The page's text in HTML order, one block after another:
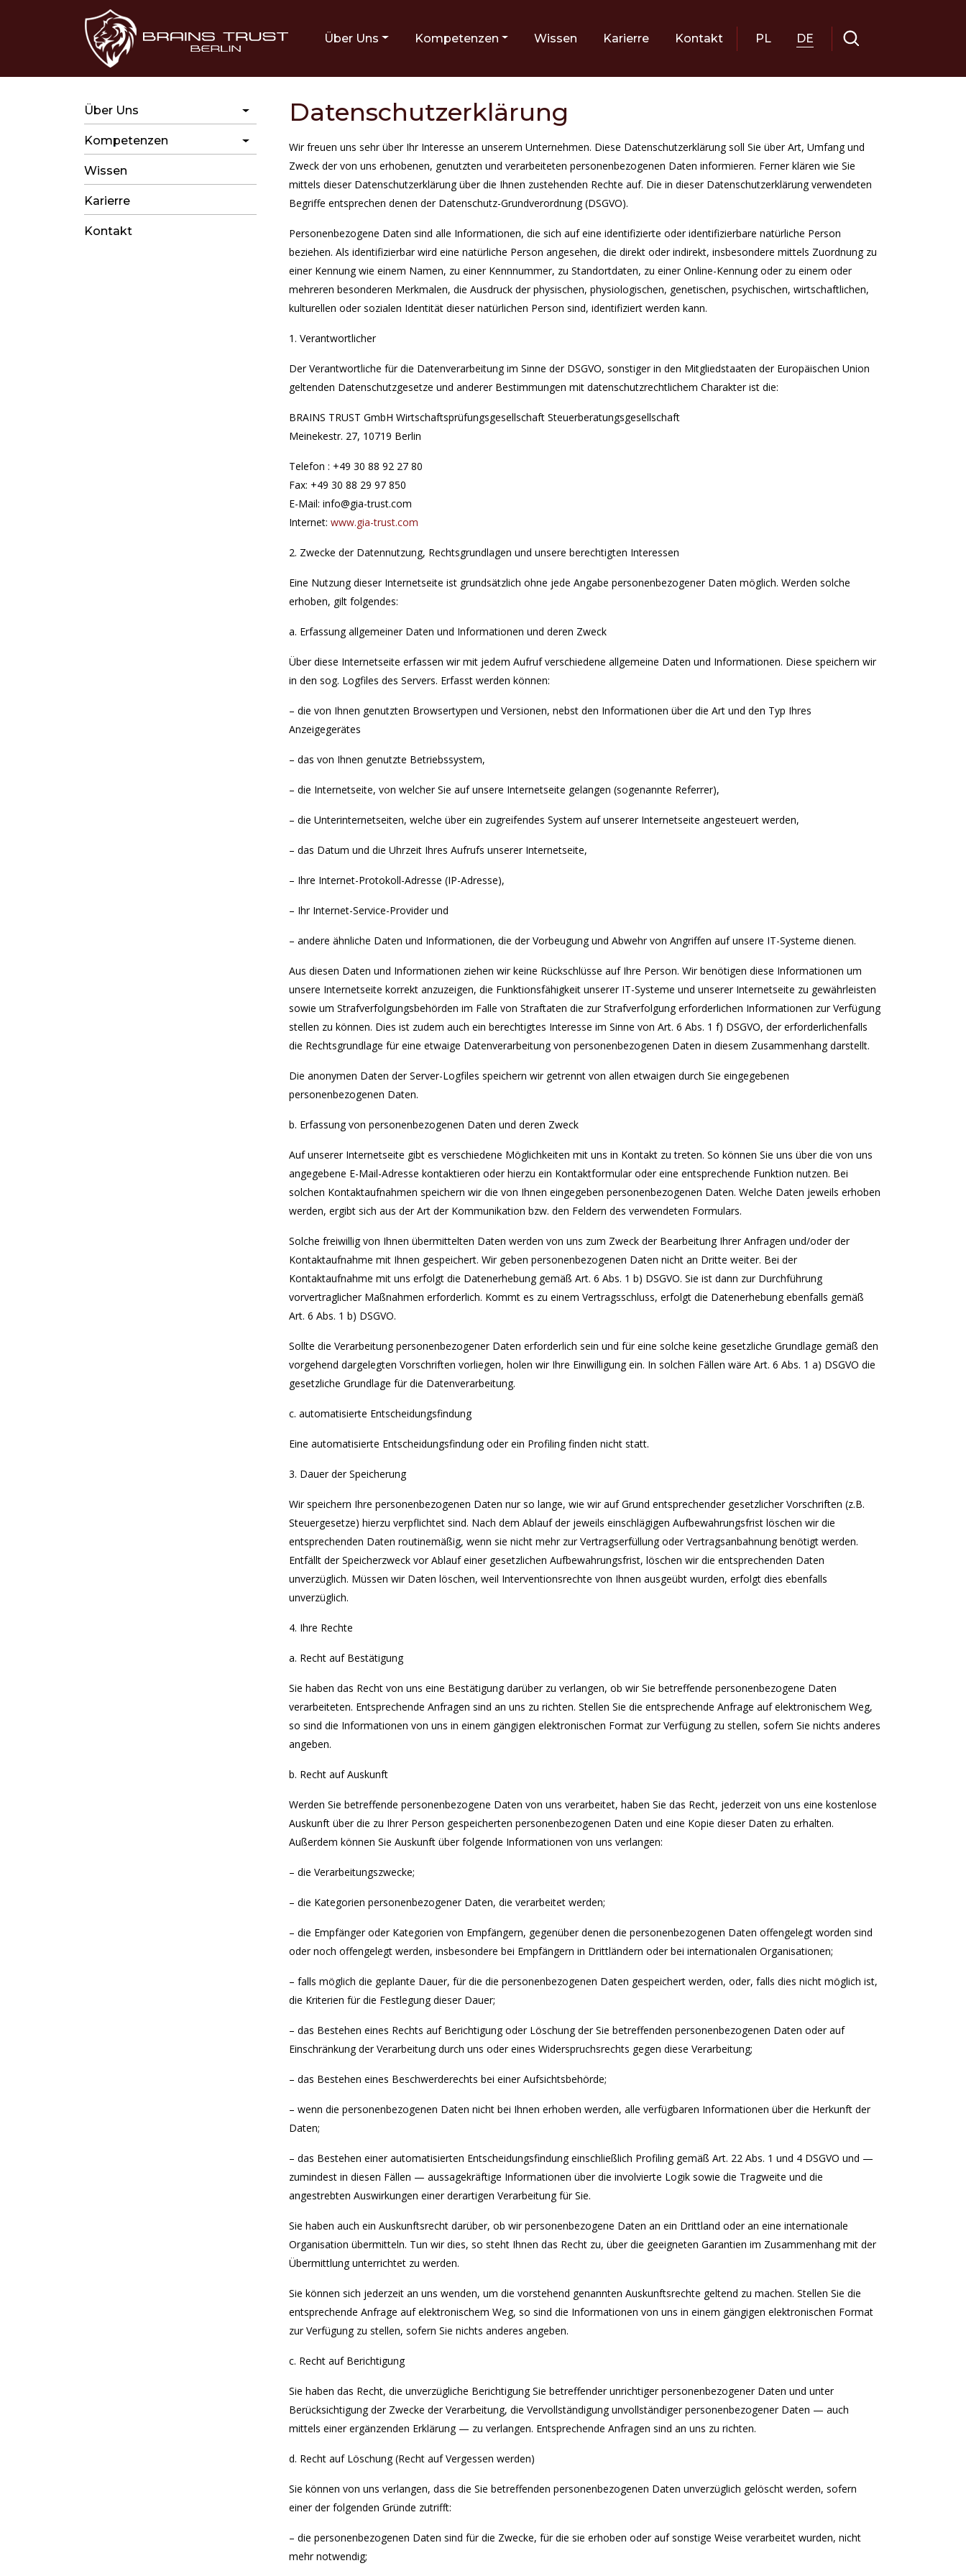
Über Uns Kompetenzen Wissen Karierre Kontakt PL DE
Über Uns
Kompetenzen
Wissen
Karierre
Kontakt
Datenschutzerklärung
Wir freuen uns sehr über Ihr Interesse an unserem Unternehmen. Diese Datenschutzerklärung soll Sie über Art, Umfang und
Zweck der von uns erhobenen, genutzten und verarbeiteten personenbezogenen Daten informieren. Ferner klären wie Sie
mittels dieser Datenschutzerklärung über die Ihnen zustehenden Rechte auf. Die in dieser Datenschutzerklärung verwendeten
Begriffe entsprechen denen der Datenschutz-Grundverordnung (DSGVO).
Personenbezogene Daten sind alle Informationen, die sich auf eine identifizierte oder identifizierbare natürliche Person
beziehen. Als identifizierbar wird eine natürliche Person angesehen, die direkt oder indirekt, insbesondere mittels Zuordnung zu
einer Kennung wie einem Namen, zu einer Kennnummer, zu Standortdaten, zu einer Online-Kennung oder zu einem oder
mehreren besonderen Merkmalen, die Ausdruck der physischen, physiologischen, genetischen, psychischen, wirtschaftlichen,
kulturellen oder sozialen Identität dieser natürlichen Person sind, identifiziert werden kann.
1. Verantwortlicher
Der Verantwortliche für die Datenverarbeitung im Sinne der DSGVO, sonstiger in den Mitgliedstaaten der Europäischen Union
geltenden Datenschutzgesetze und anderer Bestimmungen mit datenschutzrechtlichem Charakter ist die:
BRAINS TRUST GmbH Wirtschaftsprüfungsgesellschaft Steuerberatungsgesellschaft
Meinekestr. 27, 10719 Berlin
Telefon : +49 30 88 92 27 80
Fax: +49 30 88 29 97 850
E-Mail: info@gia-trust.com
Internet: www.gia-trust.com
2. Zwecke der Datennutzung, Rechtsgrundlagen und unsere berechtigten Interessen
Eine Nutzung dieser Internetseite ist grundsätzlich ohne jede Angabe personenbezogener Daten möglich. Werden solche
erhoben, gilt folgendes:
a. Erfassung allgemeiner Daten und Informationen und deren Zweck
Über diese Internetseite erfassen wir mit jedem Aufruf verschiedene allgemeine Daten und Informationen. Diese speichern wir
in den sog. Logfiles des Servers. Erfasst werden können:
– die von Ihnen genutzten Browsertypen und Versionen, nebst den Informationen über die Art und den Typ Ihres
Anzeigegerätes
– das von Ihnen genutzte Betriebssystem,
– die Internetseite, von welcher Sie auf unsere Internetseite gelangen (sogenannte Referrer),
– die Unterinternetseiten, welche über ein zugreifendes System auf unserer Internetseite angesteuert werden,
– das Datum und die Uhrzeit Ihres Aufrufs unserer Internetseite,
– Ihre Internet-Protokoll-Adresse (IP-Adresse),
– Ihr Internet-Service-Provider und
– andere ähnliche Daten und Informationen, die der Vorbeugung und Abwehr von Angriffen auf unsere IT-Systeme dienen.
Aus diesen Daten und Informationen ziehen wir keine Rückschlüsse auf Ihre Person. Wir benötigen diese Informationen um
unsere Internetseite korrekt anzuzeigen, die Funktionsfähigkeit unserer IT-Systeme und unserer Internetseite zu gewährleisten
sowie um Strafverfolgungsbehörden im Falle von Straftaten die zur Strafverfolgung erforderlichen Informationen zur Verfügung
stellen zu können. Dies ist zudem auch ein berechtigtes Interesse im Sinne von Art. 6 Abs. 1 f) DSGVO, der erforderlichenfalls
die Rechtsgrundlage für eine etwaige Datenverarbeitung von personenbezogenen Daten in diesem Zusammenhang darstellt.
Die anonymen Daten der Server-Logfiles speichern wir getrennt von allen etwaigen durch Sie eingegebenen
personenbezogenen Daten.
b. Erfassung von personenbezogenen Daten und deren Zweck
Auf unserer Internetseite gibt es verschiedene Möglichkeiten mit uns in Kontakt zu treten. So können Sie uns über die von uns
angegebene E-Mail-Adresse kontaktieren oder hierzu ein Kontaktformular oder eine entsprechende Funktion nutzen. Bei
solchen Kontaktaufnahmen speichern wir die von Ihnen eingegeben personenbezogenen Daten. Welche Daten jeweils erhoben
werden, ergibt sich aus der Art der Kommunikation bzw. den Feldern des verwendeten Formulars.
Solche freiwillig von Ihnen übermittelten Daten werden von uns zum Zweck der Bearbeitung Ihrer Anfragen und/oder der
Kontaktaufnahme mit Ihnen gespeichert. Wir geben personenbezogenen Daten nicht an Dritte weiter. Bei der
Kontaktaufnahme mit uns erfolgt die Datenerhebung gemäß Art. 6 Abs. 1 b) DSGVO. Sie ist dann zur Durchführung
vorvertraglicher Maßnahmen erforderlich. Kommt es zu einem Vertragsschluss, erfolgt die Datenerhebung ebenfalls gemäß
Art. 6 Abs. 1 b) DSGVO.
Sollte die Verarbeitung personenbezogener Daten erforderlich sein und für eine solche keine gesetzliche Grundlage gemäß den
vorgehend dargelegten Vorschriften vorliegen, holen wir Ihre Einwilligung ein. In solchen Fällen wäre Art. 6 Abs. 1 a) DSGVO die
gesetzliche Grundlage für die Datenverarbeitung.
c. automatisierte Entscheidungsfindung
Eine automatisierte Entscheidungsfindung oder ein Profiling finden nicht statt.
3. Dauer der Speicherung
Wir speichern Ihre personenbezogenen Daten nur so lange, wie wir auf Grund entsprechender gesetzlicher Vorschriften (z.B.
Steuergesetze) hierzu verpflichtet sind. Nach dem Ablauf der jeweils einschlägigen Aufbewahrungsfrist löschen wir die
entsprechenden Daten routinemäßig, wenn sie nicht mehr zur Vertragserfüllung oder Vertragsanbahnung benötigt werden.
Entfällt der Speicherzweck vor Ablauf einer gesetzlichen Aufbewahrungsfrist, löschen wir die entsprechenden Daten
unverzüglich. Müssen wir Daten löschen, weil Interventionsrechte von Ihnen ausgeübt wurden, erfolgt dies ebenfalls
unverzüglich.
4. Ihre Rechte
a. Recht auf Bestätigung
Sie haben das Recht von uns eine Bestätigung darüber zu verlangen, ob wir Sie betreffende personenbezogene Daten
verarbeiteten. Entsprechende Anfragen sind an uns zu richten. Stellen Sie die entsprechende Anfrage auf elektronischem Weg,
so sind die Informationen von uns in einem gängigen elektronischen Format zur Verfügung zu stellen, sofern Sie nichts anderes
angeben.
b. Recht auf Auskunft
Werden Sie betreffende personenbezogene Daten von uns verarbeitet, haben Sie das Recht, jederzeit von uns eine kostenlose
Auskunft über die zu Ihrer Person gespeicherten personenbezogenen Daten und eine Kopie dieser Daten zu erhalten.
Außerdem können Sie Auskunft über folgende Informationen von uns verlangen:
– die Verarbeitungszwecke;
– die Kategorien personenbezogener Daten, die verarbeitet werden;
– die Empfänger oder Kategorien von Empfängern, gegenüber denen die personenbezogenen Daten offengelegt worden sind
oder noch offengelegt werden, insbesondere bei Empfängern in Drittländern oder bei internationalen Organisationen;
– falls möglich die geplante Dauer, für die die personenbezogenen Daten gespeichert werden, oder, falls dies nicht möglich ist,
die Kriterien für die Festlegung dieser Dauer;
– das Bestehen eines Rechts auf Berichtigung oder Löschung der Sie betreffenden personenbezogenen Daten oder auf
Einschränkung der Verarbeitung durch uns oder eines Widerspruchsrechts gegen diese Verarbeitung;
– das Bestehen eines Beschwerderechts bei einer Aufsichtsbehörde;
– wenn die personenbezogenen Daten nicht bei Ihnen erhoben werden, alle verfügbaren Informationen über die Herkunft der
Daten;
– das Bestehen einer automatisierten Entscheidungsfindung einschließlich Profiling gemäß Art. 22 Abs. 1 und 4 DSGVO und —
zumindest in diesen Fällen — aussagekräftige Informationen über die involvierte Logik sowie die Tragweite und die
angestrebten Auswirkungen einer derartigen Verarbeitung für Sie.
Sie haben auch ein Auskunftsrecht darüber, ob wir personenbezogene Daten an ein Drittland oder an eine internationale
Organisation übermitteln. Tun wir dies, so steht Ihnen das Recht zu, über die geeigneten Garantien im Zusammenhang mit der
Übermittlung unterrichtet zu werden.
Sie können sich jederzeit an uns wenden, um die vorstehend genannten Auskunftsrechte geltend zu machen. Stellen Sie die
entsprechende Anfrage auf elektronischem Weg, so sind die Informationen von uns in einem gängigen elektronischen Format
zur Verfügung zu stellen, sofern Sie nichts anderes angeben.
c. Recht auf Berichtigung
Sie haben das Recht, die unverzügliche Berichtigung Sie betreffender unrichtiger personenbezogener Daten und unter
Berücksichtigung der Zwecke der Verarbeitung, die Vervollständigung unvollständiger personenbezogener Daten — auch
mittels einer ergänzenden Erklärung — zu verlangen. Entsprechende Anfragen sind an uns zu richten.
d. Recht auf Löschung (Recht auf Vergessen werden)
Sie können von uns verlangen, dass die Sie betreffenden personenbezogenen Daten unverzüglich gelöscht werden, sofern
einer der folgenden Gründe zutrifft:
– die personenbezogenen Daten sind für die Zwecke, für die sie erhoben oder auf sonstige Weise verarbeitet wurden, nicht
mehr notwendig;